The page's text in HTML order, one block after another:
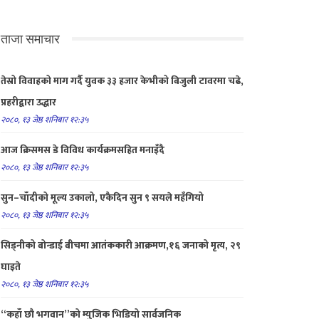
ताजा समाचार
तेस्रो विवाहको माग गर्दै युवक ३३ हजार केभीको बिजुली टावरमा चढे,
प्रहरीद्वारा उद्धार
२०८०, १३ जेष्ठ शनिबार १२:३५
आज क्रिसमस डे विविध कार्यक्रमसहित मनाइँदै
२०८०, १३ जेष्ठ शनिबार १२:३५
सुन–चाँदीको मूल्य उकालो, एकैदिन सुन ९ सयले महँगियो
२०८०, १३ जेष्ठ शनिबार १२:३५
सिड्नीको बोन्डाई बीचमा आतंककारी आक्रमण,१६ जनाको मृत्य, २९
घाइते
२०८०, १३ जेष्ठ शनिबार १२:३५
“कहाँ छौ भगवान”को म्युजिक भिडियो सार्वजनिक